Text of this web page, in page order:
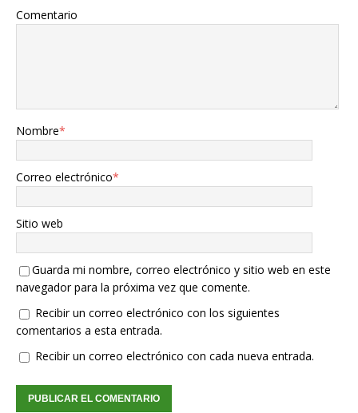
Comentario
Nombre*
Correo electrónico*
Sitio web
Guarda mi nombre, correo electrónico y sitio web en este
navegador para la próxima vez que comente.
Recibir un correo electrónico con los siguientes
comentarios a esta entrada.
Recibir un correo electrónico con cada nueva entrada.